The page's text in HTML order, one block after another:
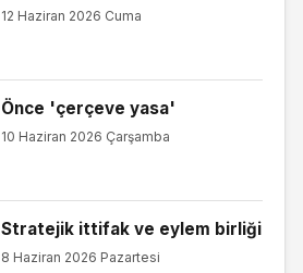
12 Haziran 2026 Cuma
Önce 'çerçeve yasa'
10 Haziran 2026 Çarşamba
Stratejik ittifak ve eylem birliği
8 Haziran 2026 Pazartesi